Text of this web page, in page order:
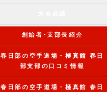
創始者･支部長紹介
春日部の空手道場・極真館 春日
部支部の口コミ情報
春日部の空手道場・極真館 春日